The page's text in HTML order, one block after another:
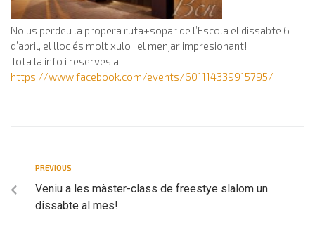
No us perdeu la propera ruta+sopar de l’Escola el dissabte 6
d’abril, el lloc és molt xulo i el menjar impresionant!
Tota la info i reserves a:
https://www.facebook.com/events/601114339915795/
PREVIOUS
Veniu a les màster-class de freestye slalom un
dissabte al mes!